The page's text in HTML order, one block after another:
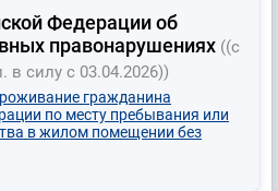
Федерации об
правонарушениях ((с
в силу с 03.04.2026))
гражданина
по месту пребывания или
в жилом помещении без